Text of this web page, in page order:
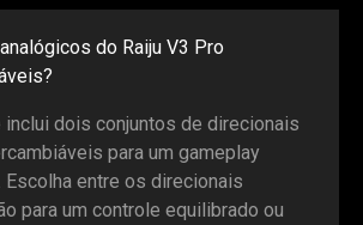
do Raiju V3 Pro
inclui dois conjuntos de direcionais
para um gameplay
entre os direcionais
para um controle equilibrado ou